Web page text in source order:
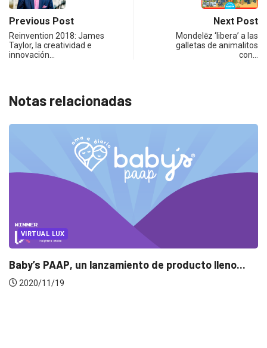
Previous Post
Reinvention 2018: James
Taylor, la creatividad e
innovación…
Next Post
Mondelēz ‘libera’ a las
galletas de animalitos
con…
Notas relacionadas
EVENTOS LUX AWARDS